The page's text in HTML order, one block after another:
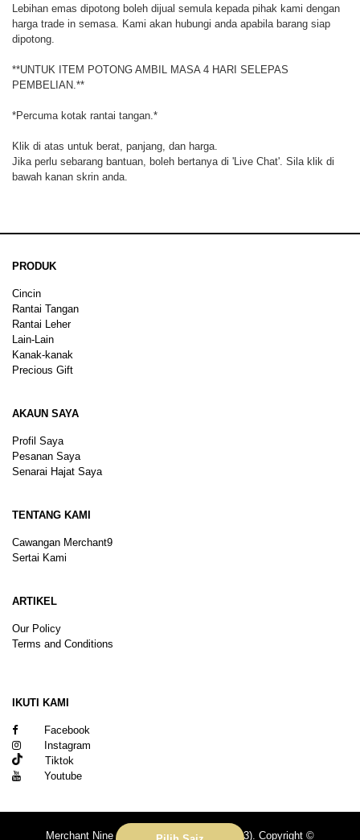
Lebihan emas dipotong boleh dijual semula kepada pihak kami dengan
harga trade in semasa. Kami akan hubungi anda apabila barang siap
dipotong.
**UNTUK ITEM POTONG AMBIL MASA 4 HARI SELEPAS
PEMBELIAN.**
*Percuma kotak rantai tangan.*
Klik di atas untuk berat, panjang, dan harga.
Jika perlu sebarang bantuan, boleh bertanya di 'Live Chat'. Sila klik di
bawah kanan skrin anda.
PRODUK
Cincin
Rantai Tangan
Rantai Leher
Lain-Lain
Kanak-kanak
Precious Gift
AKAUN SAYA
Profil Saya
Pesanan Saya
Senarai Hajat Saya
TENTANG KAMI
Cawangan Merchant9
Sertai Kami
ARTIKEL
Our Policy
Terms and Conditions
IKUTI KAMI
Facebook
Instagram
Tiktok
Youtube
Merchant Nine Sdn Bhd (No. 201601039113). Copyright ©